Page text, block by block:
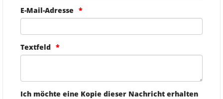
E-Mail-Adresse
Textfeld
Ich möchte eine Kopie dieser Nachricht erhalten